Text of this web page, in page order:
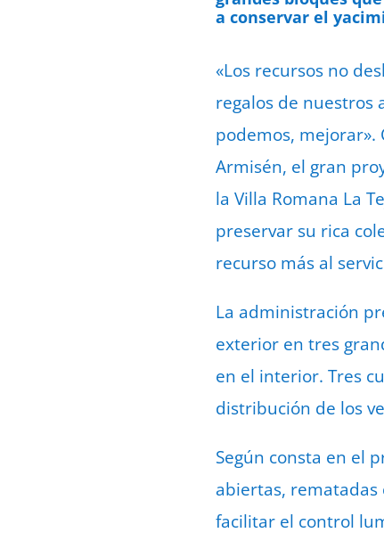
a conservar el
«Los recursos no
regalos de nuestros
podemos, mejorar».
Armisén, el gran
la Villa Romana La
preservar su rica
recurso más al
La administración
exterior en tres
en el interior. Tres
distribución de los
Según consta en el
abiertas,
facilitar el control